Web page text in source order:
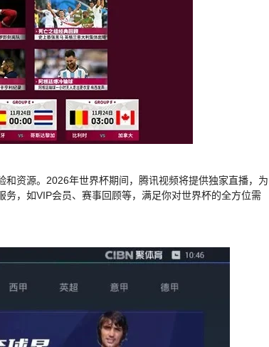
资源。2026年世界杯期间，腾讯视频将提供独家直播，为
，如VIP会员、赛事回顾等，满足你对世界杯的全方位需